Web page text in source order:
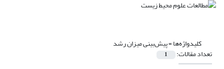
کلیدواژه‌ها =پیش‌بینی میزان رشد
تعداد مقالات: 1